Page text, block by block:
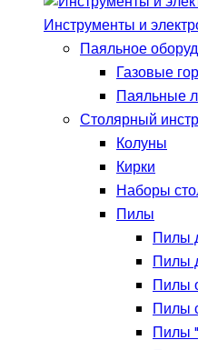
Инструменты и
Паяльное
Газовые
Паяльные
Столярный
Колуны
Кирки
Наборы
Пилы
Пилы
Пилы
Пилы
Пилы
Пилы